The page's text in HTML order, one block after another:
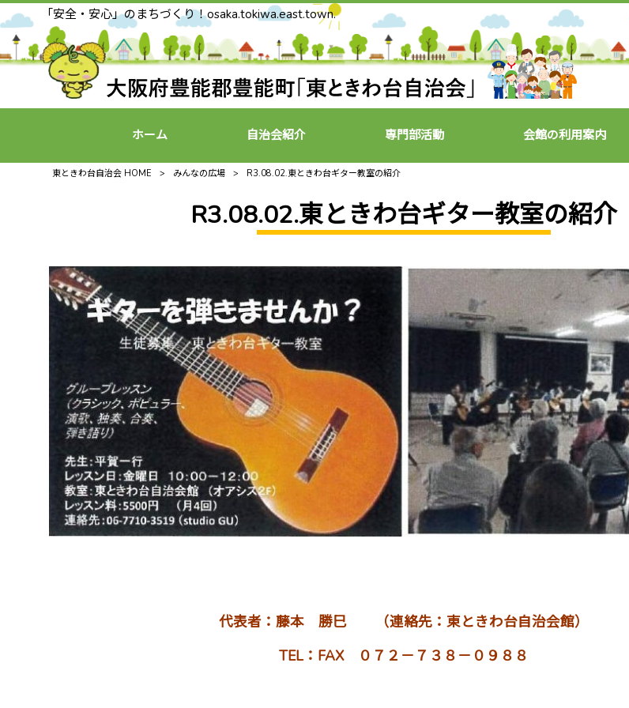
「安全・安心」のまちづくり！osaka.tokiwa.east.town.
ホーム 自治会紹介 専門部活動 会館の利用案内
東ときわ台自治会 HOME > みんなの広場 > R3.08.02.東ときわ台ギター教室の紹介
R3.08.02.東ときわ台ギター教室の紹介
代表者：藤本 勝巳 （連絡先：東ときわ台自治会館）
TEL：FAX ０７２－７３８－０９８８